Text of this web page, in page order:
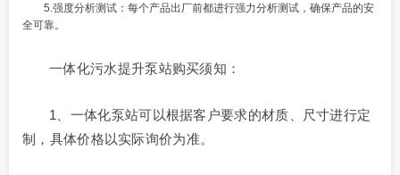
5.强度分析测试：每个产品出厂前都进行强力分析测试，确保产品的安
全可靠。
一体化污水提升泵站购买须知：
1、一体化泵站可以根据客户要求的材质、尺寸进行定
制，具体价格以实际询价为准。